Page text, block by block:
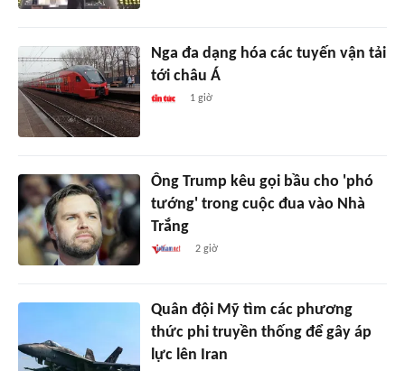
Nga đa dạng hóa các tuyến vận tải
tới châu Á
1 giờ
Ông Trump kêu gọi bầu cho 'phó
tướng' trong cuộc đua vào Nhà
Trắng
2 giờ
Quân đội Mỹ tìm các phương
thức phi truyền thống để gây áp
lực lên Iran